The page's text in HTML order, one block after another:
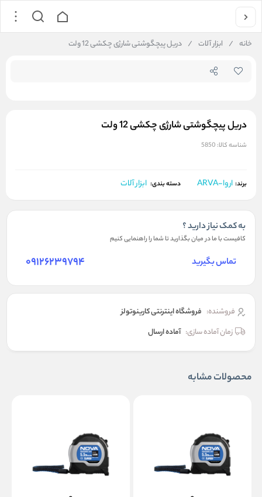
خانه / ابزار آلات / دریل پیچگوشتی شارژی چکشی 12 ولت
دریل پیچگوشتی شارژی چکشی 12 ولت
شناسه کالا: 5850
برند: اروا-ARVA دسته بندی: ابزار آلات
به کمک نیاز دارید ؟
کافیست با ما در میان بگذارید تا شما را راهنمایی کنیم
تماس بگیرید 09126239794
فروشنده: فروشگاه اینترنتی کارینوتولز
زمان آماده سازی: آماده ارسال
محصولات مشابه